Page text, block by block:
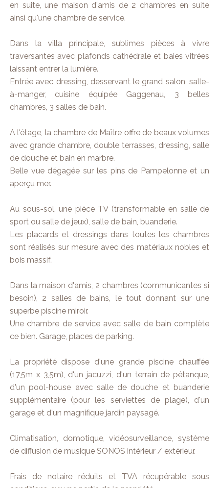
en suite, une maison d'amis de 2 chambres en suite
ainsi qu'une chambre de service.
Dans la villa principale, sublimes pièces à vivre
traversantes avec plafonds cathédrale et baies vitrées
laissant entrer la lumière.
Entrée avec dressing, desservant le grand salon, salle-
à-manger, cuisine équipée Gaggenau, 3 belles
chambres, 3 salles de bain.
A l'étage, la chambre de Maître offre de beaux volumes
avec grande chambre, double terrasses, dressing, salle
de douche et bain en marbre.
Belle vue dégagée sur les pins de Pampelonne et un
aperçu mer.
Au sous-sol, une pièce TV (transformable en salle de
sport ou salle de jeux), salle de bain, buanderie.
Les placards et dressings dans toutes les chambres
sont réalisés sur mesure avec des matériaux nobles et
bois massif.
Dans la maison d'amis, 2 chambres (communicantes si
besoin), 2 salles de bains, le tout donnant sur une
superbe piscine miroir.
Une chambre de service avec salle de bain complète
ce bien. Garage, places de parking.
La propriété dispose d'une grande piscine chauffée
(17,5m x 3,5m), d'un jacuzzi, d'un terrain de pétanque,
d'un pool-house avec salle de douche et buanderie
supplémentaire (pour les serviettes de plage), d'un
garage et d'un magnifique jardin paysagé.
Climatisation, domotique, vidéosurveillance, système
de diffusion de musique SONOS intérieur / extérieur.
Frais de notaire réduits et TVA récupérable sous